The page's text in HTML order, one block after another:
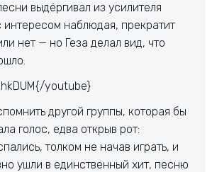
выдёргивал из усилителя
интересом наблюдая, прекратит
нет — но Геза делал вид, что
youtube}
другой группы, которая бы
голос, едва открыв рот:
толком не начав играть, и
ушли в единственный хит, песню